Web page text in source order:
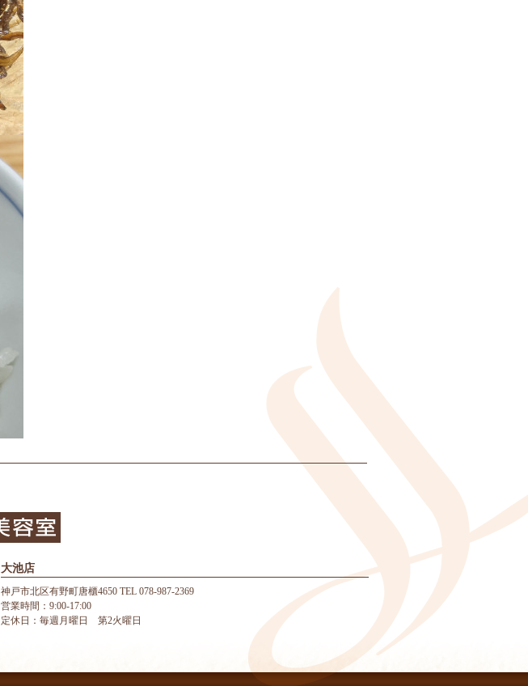
大池店
神戸市北区有野町唐櫃4650 TEL 078-987-2369
営業時間：9:00-17:00
定休日：毎週月曜日 第2火曜日